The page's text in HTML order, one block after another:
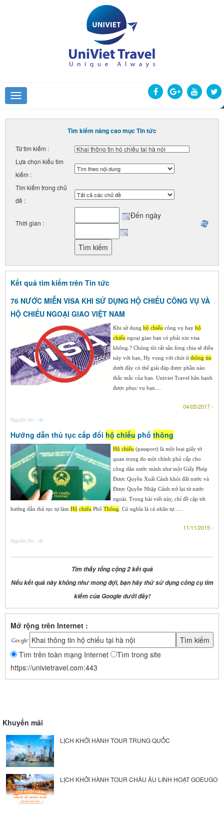
Tìm kiếm nâng cao mục Tin tức
Từ tìm kiếm :
Lựa chọn kiểu tìm
kiếm :
Tìm kiếm trong chủ
đề :
Thời gian :
Đến ngày
Kết quả tìm kiếm trên Tin tức
76 NƯỚC MIỄN VISA KHI SỬ DỤNG HỘ CHIẾU CÔNG VỤ VÀ
HỘ CHIẾU NGOẠI GIAO VIỆT NAM
Khi sử dụng hộ chiếu công vụ hay hộ
chiếu ngoại giao bạn có phải xin visa
không.? Chúng tôi rất sẵn lòng chia sẽ điều
này với bạn, Hy vọng với chút ít thông tin
dưới đây có thể giải đáp được phần nào
thắc mắc của bạn. Univiet Travel hân hạnh
được phục vụ bạn....
04/05/2017 -
Nguồn tin : -/-
Hướng dẫn thủ tục cấp đổi hộ chiếu phổ thông
Hộ chiếu (passport) là một loại giấy tờ
quan trọng do một chính phủ cấp cho
công dân nước mình như một Giấy Phép
Ðược Quyền Xuất Cảnh khỏi đất nước và
Ðược Quyền Nhập Cảnh trở lại từ nước
ngoài. Trong bài viết này, chỉ đề cập tới
hướng dẫn thủ tục tự làm Hộ chiếu Phổ Thông . Có nghĩa là cá nhân tự......
11/11/2015 -
Nguồn tin : -/-
Tìm thấy tổng cộng 2 kết quả
Nếu kết quả này không như mong đợi, bạn hãy thử sử dụng công cụ tìm
kiếm của Google dưới đây!
Mở rộng trên Internet :
Tìm trên toàn mạng Internet
Tìm trong site
https://univietravel.com:443
Khuyến mãi
LỊCH KHỞI HÀNH TOUR TRUNG QUỐC
LỊCH KHỞI HÀNH TOUR CHÂU ÂU LINH HOẠT GOEUGO